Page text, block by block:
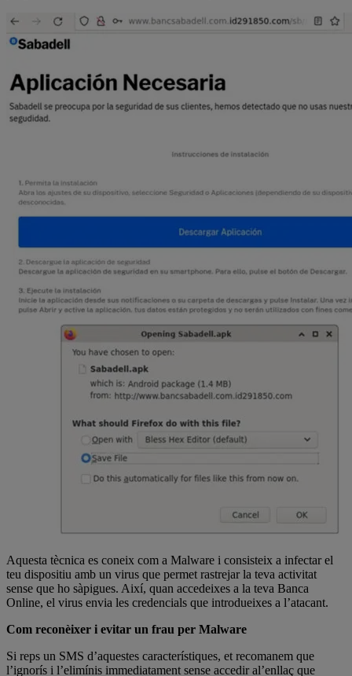
Aquesta tècnica es coneix com a Malware i consisteix a infectar el
teu dispositiu amb un virus que permet rastrejar la teva activitat
sense que ho sàpigues. Així, quan accedeixes a la teva Banca
Online, el virus envia les credencials que introdueixes a l’atacant.
Com reconèixer i evitar un frau per Malware
Si reps un SMS d’aquestes característiques, et recomanem que
l’ignorís i l’elimínis immediatament sense accedir al’enllaç que